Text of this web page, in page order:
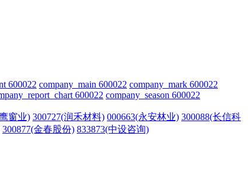
600022 company_main 600022 company_mark 600022
600022 company_season 600022
窗业) 300727(润禾材料) 000663(永安林业) 300088(长信科
300877(金春股份) 833873(中设咨询)